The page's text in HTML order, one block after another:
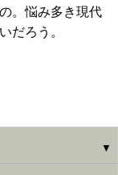
。悩み多き現代
だろう。
▼